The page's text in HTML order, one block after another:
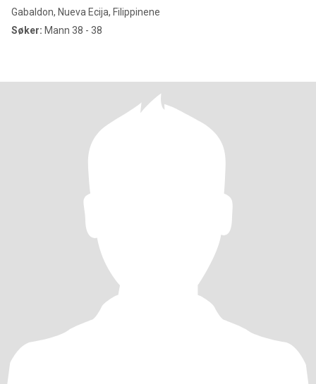
Gabaldon, Nueva Ecija, Filippinene
Søker: Mann 38 - 38